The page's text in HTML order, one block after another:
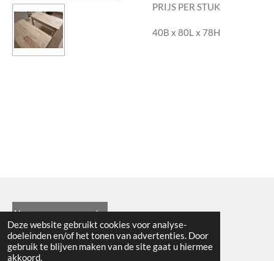
Deze website gebruikt cookies voor analyse-
doeleinden en/of het tonen van advertenties. Door
gebruik te blijven maken van de site gaat u hiermee
akkoord.
PRIJS PER STUK
40B x 80L x 78H
Algemene voorwaarden
© 2021 - RC en mineralenshop Het vlinderpad
Powered byJouwWeb